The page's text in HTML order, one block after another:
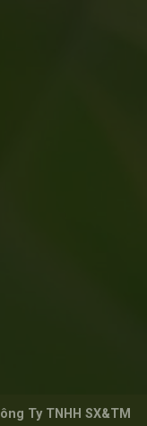
Ty TNHH SX&TM